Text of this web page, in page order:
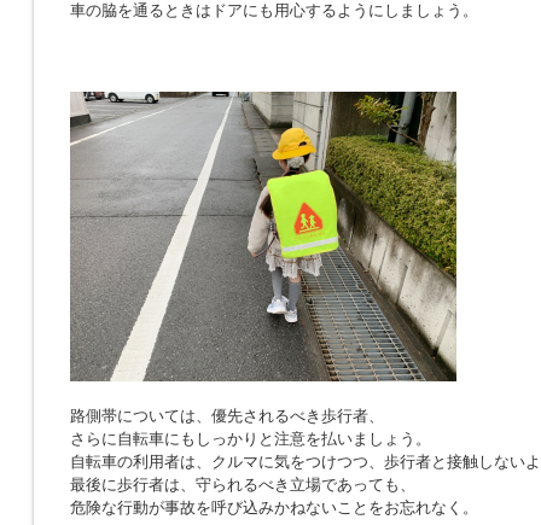
車の脇を通るときはドアにも用心するようにしましょう。
路側帯については、優先されるべき歩行者、
さらに自転車にもしっかりと注意を払いましょう。
自転車の利用者は、クルマに気をつけつつ、歩行者と接触しない
最後に歩行者は、守られるべき立場であっても、
危険な行動が事故を呼び込みかねないことをお忘れなく。